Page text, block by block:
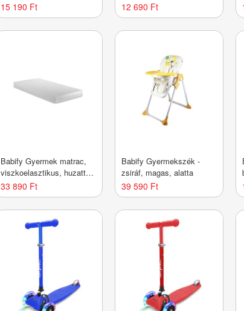
15 190 Ft 12 690 Ft
Babify Gyermek matrac,
viszkoelasztikus, huzattal,
120 x 60 cm, fehér
33 890 Ft
Babify Gyermekszék -
zsiráf, magas, alatta
39 590 Ft